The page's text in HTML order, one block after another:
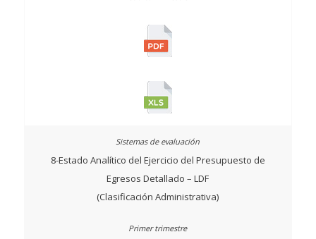
8-Estado Analítico del Ejercicio del Presupuesto de
Egresos Detallado – LDF
(Clasificación Administrativa)